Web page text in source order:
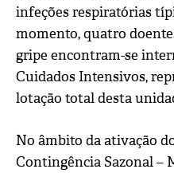
infeções respiratórias
momento, quatro
gripe encontram-se
Cuidados Intensivos,
lotação total desta
No âmbito da ativação
Contingência Sazonal –